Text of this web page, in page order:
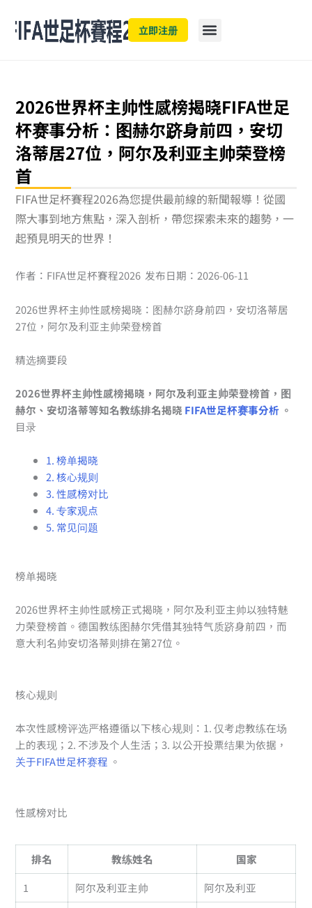
立即注册
2026世界杯主帅性感榜揭晓FIFA世足
杯赛事分析：图赫尔跻身前四，安切
洛蒂居27位，阿尔及利亚主帅荣登榜
首
FIFA世足杯賽程2026為您提供最前線的新聞報導！從國
際大事到地方焦點，深入剖析，帶您探索未來的趨勢，一
起預見明天的世界！
作者：FIFA世足杯賽程2026 发布日期：2026-06-11
2026世界杯主帅性感榜揭晓：图赫尔跻身前四，安切洛蒂居
27位，阿尔及利亚主帅荣登榜首
精选摘要段
2026世界杯主帅性感榜揭晓，阿尔及利亚主帅荣登榜首，图
赫尔、安切洛蒂等知名教练排名揭晓 FIFA世足杯赛事分析 。
目录
1. 榜单揭晓
2. 核心规则
3. 性感榜对比
4. 专家观点
5. 常见问题
榜单揭晓
2026世界杯主帅性感榜正式揭晓，阿尔及利亚主帅以独特魅
力荣登榜首。德国教练图赫尔凭借其独特气质跻身前四，而
意大利名帅安切洛蒂则排在第27位。
核心规则
本次性感榜评选严格遵循以下核心规则：1. 仅考虑教练在场
上的表现；2. 不涉及个人生活；3. 以公开投票结果为依据，
关于FIFA世足杯赛程 。
性感榜对比
排名 教练姓名
国家
1
阿尔及利亚主帅
阿尔及利亚